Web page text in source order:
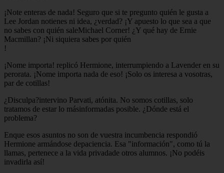
¡Note enteras de nada! Seguro que si te pregunto quién le gusta a
Lee Jordan notienes ni idea, ¿verdad? ¡Y apuesto lo que sea a que
no sabes con quién saleMichael Corner! ¿Y qué hay de Ernie
Macmillan? ¡Ni siquiera sabes por quién
!
¡Nome importa! replicó Hermione, interrumpiendo a Lavender en su
perorata. ¡Nome importa nada de eso! ¡Solo os interesa a vosotras,
par de cotillas!
¿Disculpa?intervino Parvati, atónita. No somos cotillas, solo
tratamos de estar lo másinformadas posible. ¿Dónde está el
problema?
Enque esos asuntos no son de vuestra incumbencia respondió
Hermione armándose depaciencia. Esa "información", como tú la
llamas, pertenece a la vida privadade otros alumnos. ¡No podéis
invadirla así!